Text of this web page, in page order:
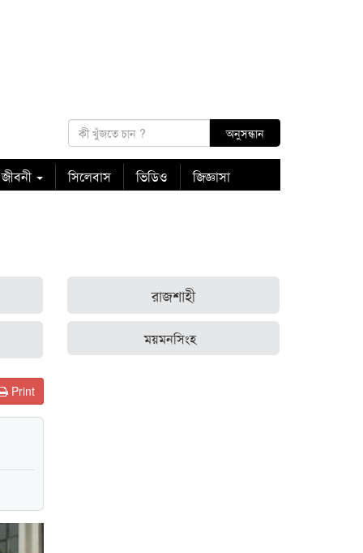
সিলেবাস ভিডিও জিজ্ঞাসা
রাজশাহী
ময়মনসিংহ
Print